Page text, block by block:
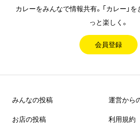
カレーをみんなで情報共有。「カレー」を
っと楽しく。
会員登録
みんなの投稿
お店の投稿
運営から
利用規約